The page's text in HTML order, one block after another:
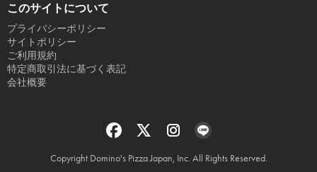
このサイトについて
プライバシーポリシー
サイトポリシー
ご利用規約
特定商取引法に基づく表記
会社概要
Copyright Domino's Pizza Japan, Inc. All Rights Reserved.